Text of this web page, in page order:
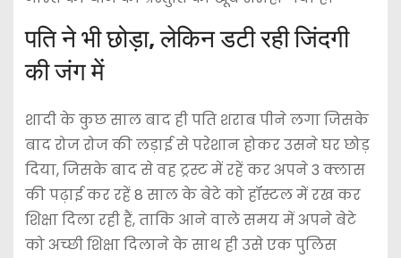
पति ने भी छोड़ा, लेकिन डटी रही जिंदगी
की जंग में
शादी के कुछ साल बाद ही पति शराब पीने लगा जिसके
बाद रोज रोज की लड़ाई से परेशान होकर उसने घर छोड़
दिया, जिसके बाद से वह ट्रस्ट में रहें कर अपने 3 क्लास
की पढ़ाई कर रहें 8 साल के बेटे को हॉस्टल में रख कर
शिक्षा दिला रही हैं, ताकि आने वाले समय में अपने बेटे
को अच्छी शिक्षा दिलाने के साथ ही उसे एक पुलिस